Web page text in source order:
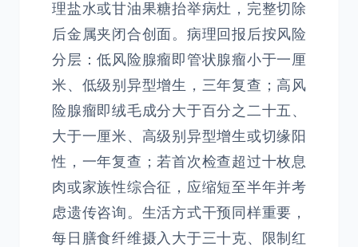
理盐水或甘油果糖抬举病灶，完整切除
后金属夹闭合创面。病理回报后按风险
分层：低风险腺瘤即管状腺瘤小于一厘
米、低级别异型增生，三年复查；高风
险腺瘤即绒毛成分大于百分之二十五、
大于一厘米、高级别异型增生或切缘阳
性，一年复查；若首次检查超过十枚息
肉或家族性综合征，应缩短至半年并考
虑遗传咨询。生活方式干预同样重要，
每日膳食纤维摄入大于三十克、限制红